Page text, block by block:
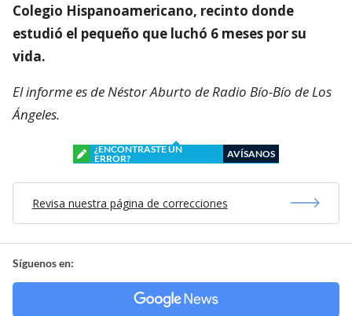
Colegio Hispanoamericano, recinto donde
estudió el pequeño que luchó 6 meses por su
vida.
El informe es de Néstor Aburto de Radio Bío-Bío de Los
Ángeles.
¿ENCONTRASTE UN
ERROR?
AVÍSANOS
Revisa nuestra página de correcciones
Síguenos en: